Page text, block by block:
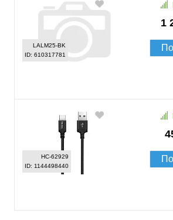
LALM25-BK
ID: 610317781
1
HC-62929
ID: 1144498440